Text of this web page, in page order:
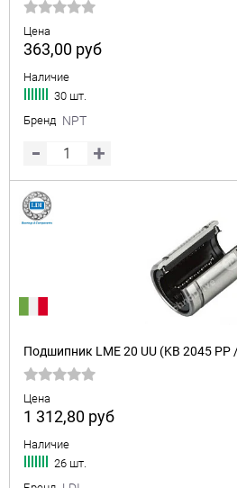
Цена
363,00 руб
Наличие
30 шт.
Бренд NPT
Подшипник LME 20 UU (KB 2045 PP
Цена
1 312,80 руб
Наличие
26 шт.